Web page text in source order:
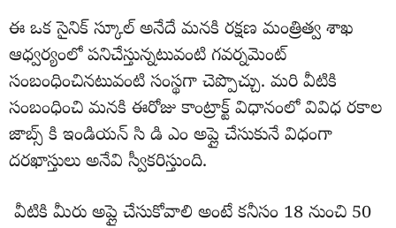
ఈ ఒక సైనిక్ స్కూల్ అనేదే మనకి రక్షణ మంత్రిత్వ శాఖ
ఆధ్వర్యంలో పనిచేస్తున్నటువంటి గవర్నమెంట్
సంబంధించినటువంటి సంస్థగా చెప్పొచ్చు. మరి వీటికి
సంబంధించి మనకి ఈరోజు కాంట్రాక్ట్ విధానంలో వివిధ రకాల
జాబ్స్ కి ఇండియన్ సి డి ఎం అప్లై చేసుకునే విధంగా
దరఖాస్తులు అనేవి స్వీకరిస్తుంది.
వీటికి మీరు అప్లై చేసుకోవాలి అంటే కనీసం 18 నుంచి 50